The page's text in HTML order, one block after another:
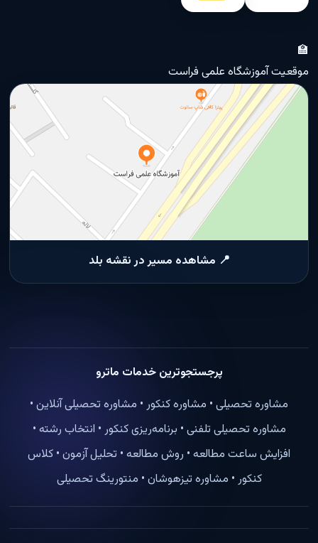
🏫
موقعیت آموزشگاه علمی فراست
📍 مشاهده مسیر در نقشه بلد
پرجستجوترین خدمات ماترو
مشاوره تحصیلی • مشاوره کنکور • مشاوره تحصیلی آنلاین •
مشاوره تحصیلی تلفنی • برنامه‌ریزی کنکور • انتخاب رشته •
افزایش ساعت مطالعه • روش مطالعه • تحلیل آزمون • کلاس
کنکور • مشاوره تیزهوشان • منتورینگ تحصیلی